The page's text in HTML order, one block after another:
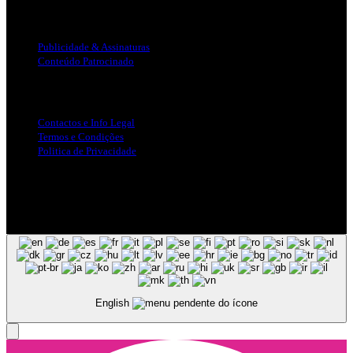
Publicidade & Assinaturas
Conteúdo Patrocinado
Contactos e Info Legal
Termos e Condições
Politica de Privacidade
English